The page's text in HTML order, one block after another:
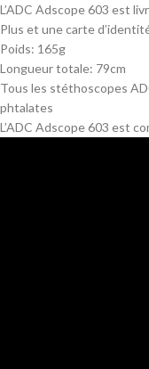
L’ADC Adscope 603 est
Plus et une carte
Poids: 165g
Longueur totale: 79cm
Tous les stéthoscopes
phtalates
L’ADC Adscope 603 est